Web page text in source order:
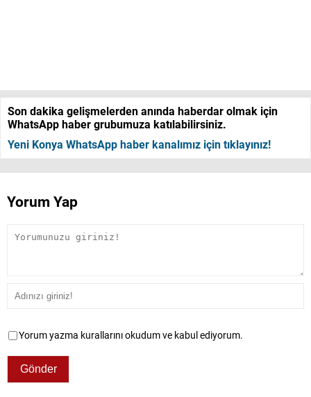
Son dakika gelişmelerden anında haberdar olmak için
WhatsApp haber grubumuza katılabilirsiniz.
Yeni Konya WhatsApp haber kanalımız için tıklayınız!
Yorum Yap
Yorum yazma kurallarını okudum ve kabul ediyorum.